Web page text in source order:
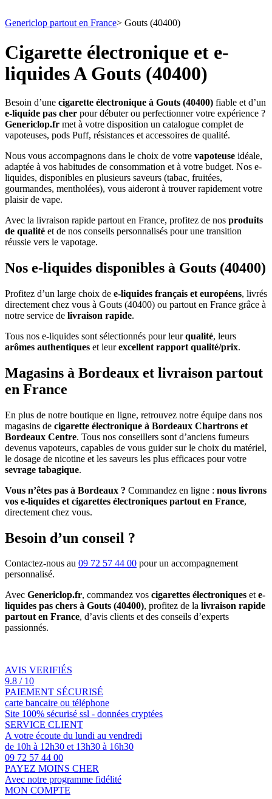
Genericlop partout en France> Gouts (40400)
Cigarette électronique et e-
liquides A Gouts (40400)
Besoin d’une cigarette électronique à Gouts (40400) fiable et d’un
e-liquide pas cher pour débuter ou perfectionner votre expérience ?
Genericlop.fr met à votre disposition un catalogue complet de
vapoteuses, pods Puff, résistances et accessoires de qualité.
Nous vous accompagnons dans le choix de votre vapoteuse idéale,
adaptée à vos habitudes de consommation et à votre budget. Nos e-
liquides, disponibles en plusieurs saveurs (tabac, fruitées,
gourmandes, mentholées), vous aideront à trouver rapidement votre
plaisir de vape.
Avec la livraison rapide partout en France, profitez de nos produits
de qualité et de nos conseils personnalisés pour une transition
réussie vers le vapotage.
Nos e-liquides disponibles à Gouts (40400)
Profitez d’un large choix de e-liquides français et européens, livrés
directement chez vous à Gouts (40400) ou partout en France grâce à
notre service de livraison rapide.
Tous nos e-liquides sont sélectionnés pour leurqualité, leurs
arômes authentiques et leurexcellent rapport qualité/prix.
Magasins à Bordeaux et livraison partout
en France
En plus de notre boutique en ligne, retrouvez notre équipe dans nos
magasins de cigarette électronique à Bordeaux Chartrons et
Bordeaux Centre. Tous nos conseillers sont d’anciens fumeurs
devenus vapoteurs, capables de vous guider sur le choix du matériel,
le dosage de nicotine et les saveurs les plus efficaces pour votre
sevrage tabagique.
Vous n’êtes pas à Bordeaux ? Commandez en ligne : nous livrons
vos e-liquides et cigarettes électroniques partout en France,
directement chez vous.
Besoin d’un conseil ?
Contactez-nous au 09 72 57 44 00 pour un accompagnement
personnalisé.
Avec Genericlop.fr, commandez vos cigarettes électroniques ete-
liquides pas chers à Gouts (40400), profitez de la livraison rapide
partout en France, d’avis clients et des conseils d’experts
passionnés.
AVIS VERIFIÉS
9.8 / 10
PAIEMENT SÉCURISÉ
carte bancaire ou téléphone
Site 100% sécurisé ssl - données cryptées
SERVICE CLIENT
A votre écoute du lundi au vendredi
de 10h à 12h30 et 13h30 à 16h30
09 72 57 44 00
PAYEZ MOINS CHER
Avec notre programme fidélité
MON COMPTE